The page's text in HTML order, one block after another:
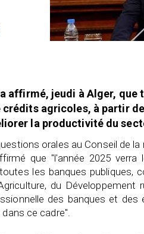
affirmé, jeudi à Alger, que
agricoles, à partir de
la productivité du
orales au Conseil de
que "l'année 2025
les banques publiques,
du Développement
des banques et
ce cadre".